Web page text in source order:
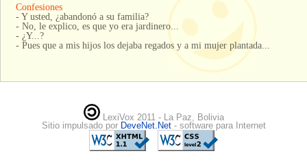
Confesiones
- Y usted, ¿abandonó a su familia?
- No, le explico, es que yo era jardinero...
- ¿Y...?
- Pues que a mis hijos los dejaba regados y a mi mujer plantada...
LexiVox 2011 - La Paz, Bolivia
Sitio impulsado por DeveNet.Net - software para Internet